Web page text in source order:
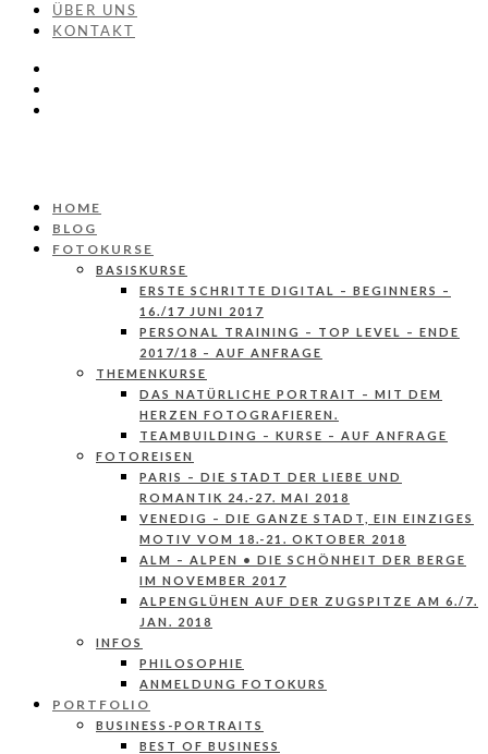
ÜBER UNS
KONTAKT
HOME
BLOG
FOTOKURSE
BASISKURSE
ERSTE SCHRITTE DIGITAL – BEGINNERS –
16./17 JUNI 2017
PERSONAL TRAINING – TOP LEVEL – ENDE
2017/18 – AUF ANFRAGE
THEMENKURSE
DAS NATÜRLICHE PORTRAIT – MIT DEM
HERZEN FOTOGRAFIEREN.
TEAMBUILDING – KURSE – AUF ANFRAGE
FOTOREISEN
PARIS – DIE STADT DER LIEBE UND
ROMANTIK 24.-27. MAI 2018
VENEDIG – DIE GANZE STADT, EIN EINZIGES
MOTIV VOM 18.-21. OKTOBER 2018
ALM – ALPEN • DIE SCHÖNHEIT DER BERGE
IM NOVEMBER 2017
ALPENGLÜHEN AUF DER ZUGSPITZE AM 6./7.
JAN. 2018
INFOS
PHILOSOPHIE
ANMELDUNG FOTOKURS
PORTFOLIO
BUSINESS-PORTRAITS
BEST OF BUSINESS